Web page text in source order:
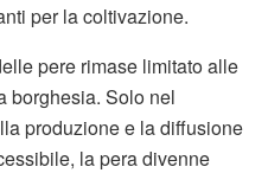
per la coltivazione.
pere rimase limitato alle
borghesia. Solo nel
produzione e la diffusione
la pera divenne